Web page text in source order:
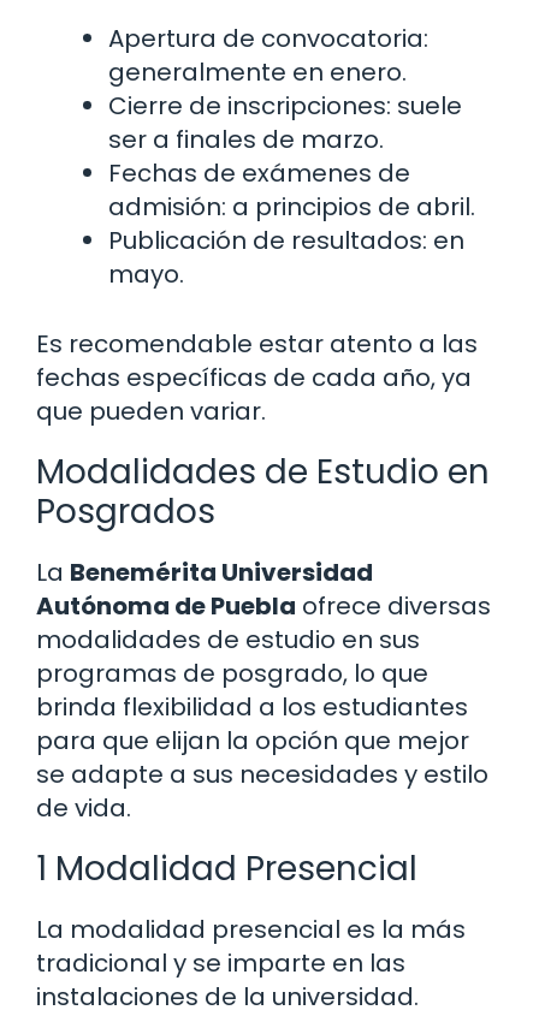
Apertura de convocatoria:
generalmente en enero.
Cierre de inscripciones: suele
ser a finales de marzo.
Fechas de exámenes de
admisión: a principios de abril.
Publicación de resultados: en
mayo.
Es recomendable estar atento a las
fechas específicas de cada año, ya
que pueden variar.
Modalidades de Estudio en
Posgrados
La Benemérita Universidad
Autónoma de Puebla ofrece diversas
modalidades de estudio en sus
programas de posgrado, lo que
brinda flexibilidad a los estudiantes
para que elijan la opción que mejor
se adapte a sus necesidades y estilo
de vida.
1 Modalidad Presencial
La modalidad presencial es la más
tradicional y se imparte en las
instalaciones de la universidad.